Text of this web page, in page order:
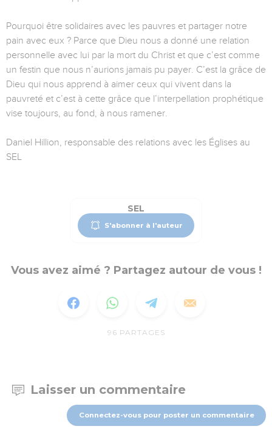
Pourquoi être solidaires avec les pauvres et partager notre
pain avec eux ? Parce que Dieu nous a donné une relation
personnelle avec lui par la mort du Christ et que c’est comme
un festin que nous n’aurions jamais pu payer. C’est la grâce de
Dieu qui nous apprend à aimer ceux qui vivent dans la
pauvreté et c’est à cette grâce que l’interpellation prophétique
vise toujours, au fond, à nous ramener.
Daniel Hillion, responsable des relations avec les Églises au
SEL
SEL
S'abonner à l'auteur
Vous avez aimé ? Partagez autour de vous !
96 PARTAGES
Laisser un commentaire
Connectez-vous pour poster un commentaire